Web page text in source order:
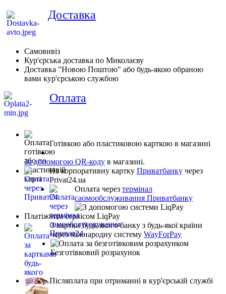
Доставка
Самовивіз
Кур'єрська доставка по Миколаєву
Доставка "Новою Поштою" або будь-якою обраною
вами кур'єрською службою
Оплата
Готівкою або пластиковою карткою в магазині
За допомогою QR-коду в магазині.
На корпоративну картку Приватбанку через
Privat24.ua
Оплата через термінал
саомообслуживания Приватбанку
Платіжним сервісом LiqPay
З картки будь-якого банку з будь-якої країни
через міжнародну систему WayForPay
Безготівковий розрахунок
Післяплата при отриманні в кур'єрській службі